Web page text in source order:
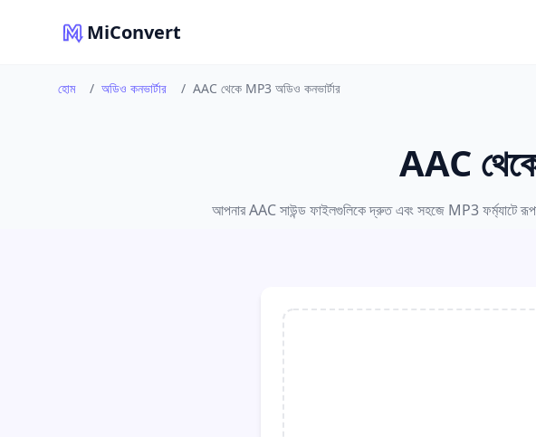
MiConvert
হোম / অডিও কনভার্টার / AAC থেকে MP3 অডিও কনভার্টার
AAC
আপনার AAC সাউন্ড ফাইলগুলিকে দ্রুত এবং সহজে MP3 ফর্ম্যাটে